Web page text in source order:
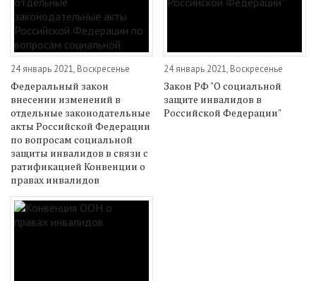
24 январь 2021, Воскресенье
Федеральный закон
внесении изменений в
отдельные законодательные
акты Российской Федерации
по вопросам социальной
защиты инвалидов в связи с
ратификацией Конвенции о
правах инвалидов
24 январь 2021, Воскресенье
Закон РФ "О социальной
защите инвалидов в
Российской Федерации"